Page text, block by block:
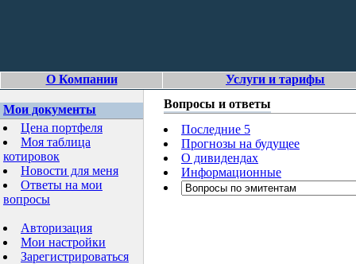
О Компании Услуги и тарифы
Мои документы
Цена портфеля
Моя таблица
котировок
Новости для меня
Ответы на мои
вопросы
Авторизация
Мои настройки
Зарегистрироваться
Вопросы и ответы
Последние 5
Прогнозы на будущее
О дивидендах
Информационные